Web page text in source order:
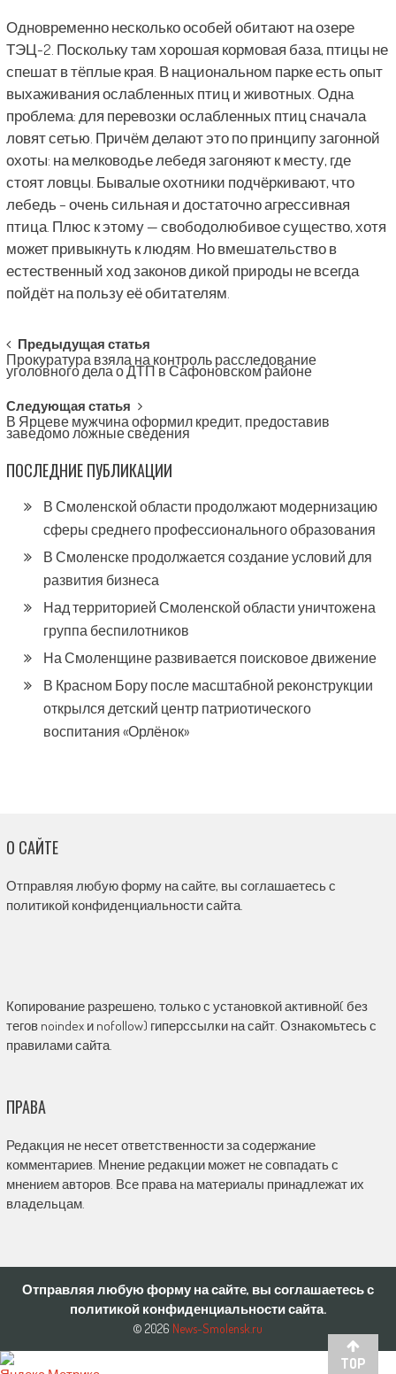
Одновременно несколько особей обитают на озере
ТЭЦ-2. Поскольку там хорошая кормовая база, птицы не
спешат в тёплые края. В национальном парке есть опыт
выхаживания ослабленных птиц и животных. Одна
проблема: для перевозки ослабленных птиц сначала
ловят сетью. Причём делают это по принципу загонной
охоты: на мелководье лебедя загоняют к месту, где
стоят ловцы. Бывалые охотники подчёркивают, что
лебедь – очень сильная и достаточно агрессивная
птица. Плюс к этому — свободолюбивое существо, хотя
может привыкнуть к людям. Но вмешательство в
естественный ход законов дикой природы не всегда
пойдёт на пользу её обитателям.
Post
navigation
Предыдущая статья
Прокуратура взяла на контроль расследование
уголовного дела о ДТП в Сафоновском районе
Следующая статья
В Ярцеве мужчина оформил кредит, предоставив
заведомо ложные сведения
ПОСЛЕДНИЕ ПУБЛИКАЦИИ
В Смоленской области продолжают модернизацию
сферы среднего профессионального образования
В Смоленске продолжается создание условий для
развития бизнеса
Над территорией Смоленской области уничтожена
группа беспилотников
На Смоленщине развивается поисковое движение
В Красном Бору после масштабной реконструкции
открылся детский центр патриотического
воспитания «Орлёнок»
О САЙТЕ
Отправляя любую форму на сайте, вы соглашаетесь с
политикой конфиденциальности сайта.
Копирование разрешено, только с установкой активной( без
тегов noindex и nofollow) гиперссылки на сайт. Ознакомьтесь с
правилами сайта.
ПРАВА
Редакция не несет ответственности за содержание
комментариев. Мнение редакции может не совпадать с
мнением авторов. Все права на материалы принадлежат их
владельцам.
Отправляя любую форму на сайте, вы соглашаетесь с
политикой конфиденциальности сайта.
© 2026 News-Smolensk.ru
TOP